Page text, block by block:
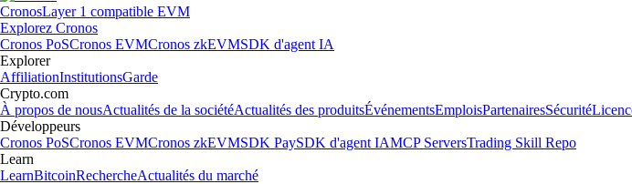
CronosLayer 1 compatible EVM
Explorez Cronos
Cronos PoSCronos EVMCronos zkEVMSDK d'agent IA
Explorer
AffiliationInstitutionsGarde
Crypto.com
À propos de nousActualités de la sociétéActualités des produitsÉvénementsEmploisPartenairesSécurité
Développeurs
Cronos PoSCronos EVMCronos zkEVMSDK PaySDK d'agent IAMCP ServersTrading Skill Repo
Learn
LearnBitcoinRechercheActualités du marché